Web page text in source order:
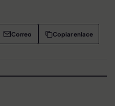
Correo Copiar enlace